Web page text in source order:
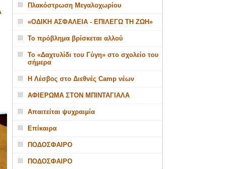
Πλακόστρωση Μεγαλοχωρίου
«ΟΔΙΚΗ ΑΣΦΑΛΕΙΑ - ΕΠΙΛΕΓΩ ΤΗ ΖΩΗ»
Το πρόβλημα βρίσκεται αλλού
Το «Δαχτυλίδι του Γύγη» στο σχολείο του
σήμερα
Η Λέσβος στο Διεθνές Camp νέων
ΑΦΙΕΡΩΜΑ ΣΤΟΝ ΜΠΙΝΤΑΓΙΑΛΑ
Απαιτείται ψυχραιμία
Επίκαιρα
ΠΟΔΟΣΦΑΙΡΟ
ΠΟΔΟΣΦΑΙΡΟ